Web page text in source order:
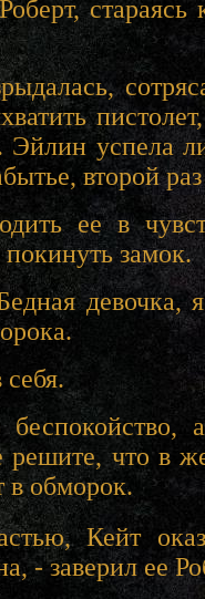
Эйлин успела
второй
ее в
замок.
девочка,
что в
в обморок.
Кейт
- заверил ее